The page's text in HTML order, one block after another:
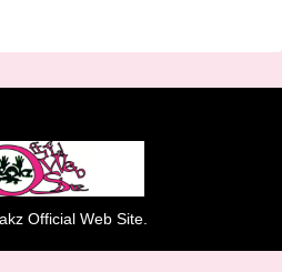
Official Web Site.